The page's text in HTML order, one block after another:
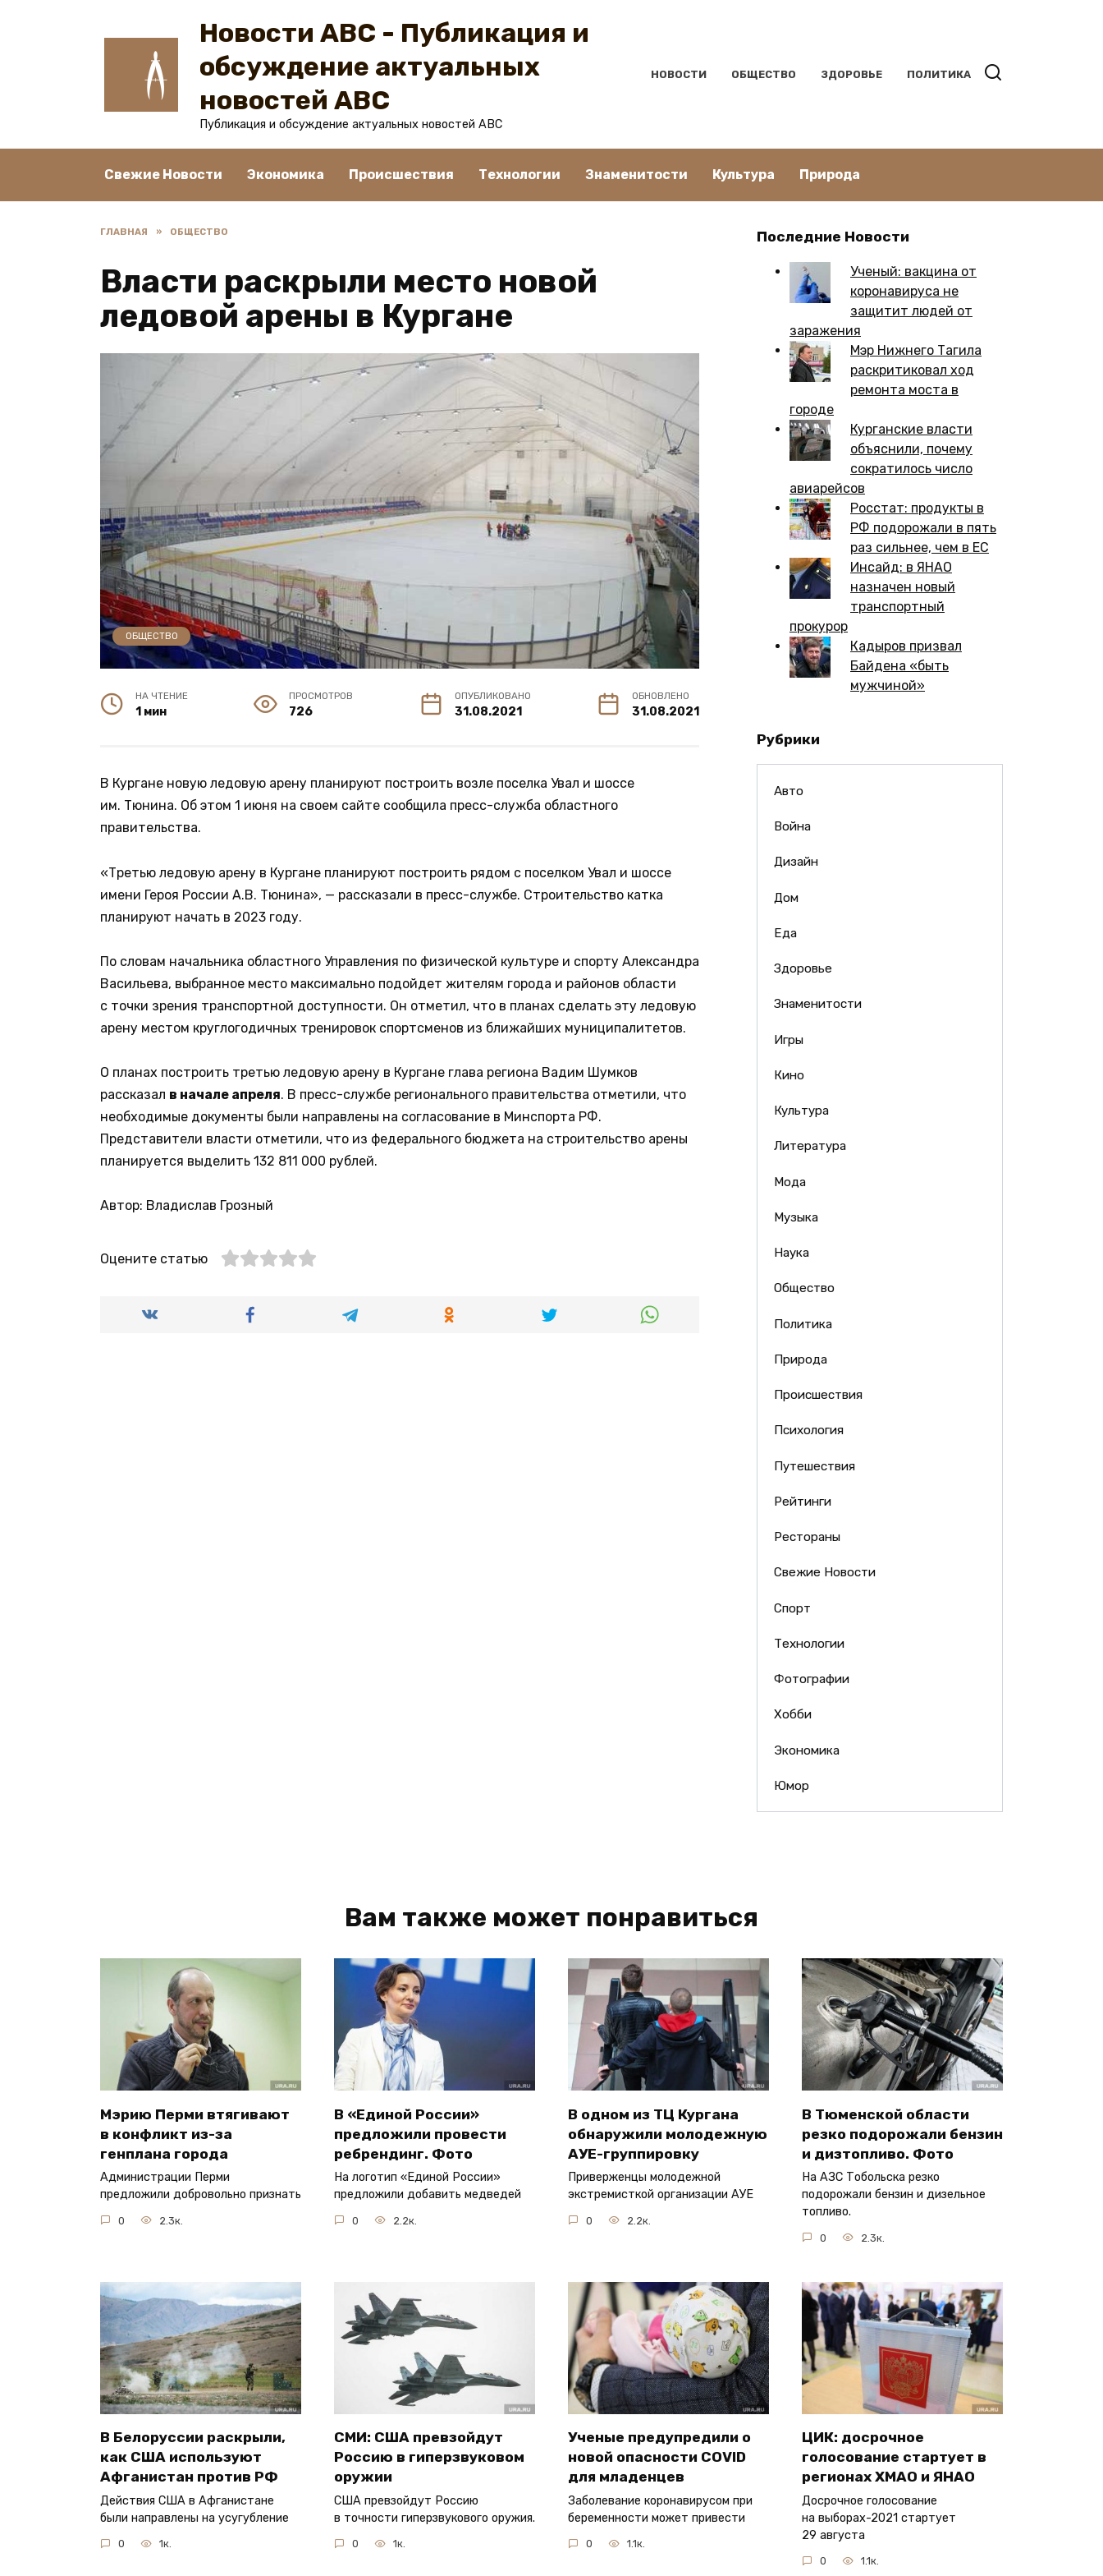
Новости ABC - Публикация и
обсуждение актуальных
новостей ABC
Публикация и обсуждение актуальных новостей ABC
НОВОСТИ ОБЩЕСТВО ЗДОРОВЬЕ ПОЛИТИКА
Свежие Новости Экономика Происшествия Технологии Знаменитости Культура Природа
ГЛАВНАЯ » ОБЩЕСТВО
Власти раскрыли место новой
ледовой арены в Кургане
ОБЩЕСТВО
НА ЧТЕНИЕ
1 мин
ПРОСМОТРОВ
726
ОПУБЛИКОВАНО
31.08.2021
ОБНОВЛЕНО
31.08.2021
В Кургане новую ледовую арену планируют построить возле поселка Увал и шоссе
им. Тюнина. Об этом 1 июня на своем сайте сообщила пресс-служба областного
правительства.
«Третью ледовую арену в Кургане планируют построить рядом с поселком Увал и шоссе
имени Героя России А.В. Тюнина», — рассказали в пресс-службе. Строительство катка
планируют начать в 2023 году.
По словам начальника областного Управления по физической культуре и спорту Александра
Васильева, выбранное место максимально подойдет жителям города и районов области
с точки зрения транспортной доступности. Он отметил, что в планах сделать эту ледовую
арену местом круглогодичных тренировок спортсменов из ближайших муниципалитетов.
О планах построить третью ледовую арену в Кургане глава региона Вадим Шумков
рассказал в начале апреля. В пресс-службе регионального правительства отметили, что
необходимые документы были направлены на согласование в Минспорта РФ.
Представители власти отметили, что из федерального бюджета на строительство арены
планируется выделить 132 811 000 рублей.
Автор: Владислав Грозный
Оцените статью
Последние Новости
Ученый: вакцина от
коронавируса не
защитит людей от
заражения
Мэр Нижнего Тагила
раскритиковал ход
ремонта моста в
городе
Курганские власти
объяснили, почему
сократилось число
авиарейсов
Росстат: продукты в
РФ подорожали в пять
раз сильнее, чем в ЕС
Инсайд: в ЯНАО
назначен новый
транспортный
прокурор
Кадыров призвал
Байдена «быть
мужчиной»
Рубрики
Авто
Война
Дизайн
Дом
Еда
Здоровье
Знаменитости
Игры
Кино
Культура
Литература
Мода
Музыка
Наука
Общество
Политика
Природа
Происшествия
Психология
Путешествия
Рейтинги
Рестораны
Свежие Новости
Спорт
Технологии
Фотографии
Хобби
Экономика
Юмор
Вам также может понравиться
Мэрию Перми втягивают
в конфликт из-за
генплана города
Администрации Перми
предложили добровольно признать
0 2.3к.
В «Единой России»
предложили провести
ребрендинг. Фото
На логотип «Единой России»
предложили добавить медведей
0 2.2к.
В одном из ТЦ Кургана
обнаружили молодежную
АУЕ-группировку
Приверженцы молодежной
экстремисткой организации АУЕ
0 2.2к.
В Тюменской области
резко подорожали бензин
и дизтопливо. Фото
На АЗС Тобольска резко
подорожали бензин и дизельное
топливо.
0 2.3к.
В Белоруссии раскрыли,
как США используют
Афганистан против РФ
Действия США в Афганистане
были направлены на усугубление
0 1к.
СМИ: США превзойдут
Россию в гиперзвуковом
оружии
США превзойдут Россию
в точности гиперзвукового оружия.
0 1к.
Ученые предупредили о
новой опасности COVID
для младенцев
Заболевание коронавирусом при
беременности может привести
0 1.1к.
ЦИК: досрочное
голосование стартует в
регионах ХМАО и ЯНАО
Досрочное голосование
на выборах-2021 стартует
29 августа
0 1.1к.